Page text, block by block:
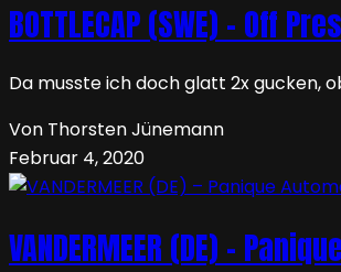
BOTTLECAP (SWE) – Off
Da musste ich doch glatt 2x gucken,
Von Thorsten Jünemann
Februar 4, 2020
VANDERMEER (DE) –